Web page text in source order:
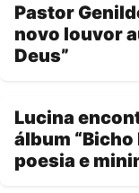
Pastor
novo louvor
Deus”
Lucina
álbum “Bicho
poesia e